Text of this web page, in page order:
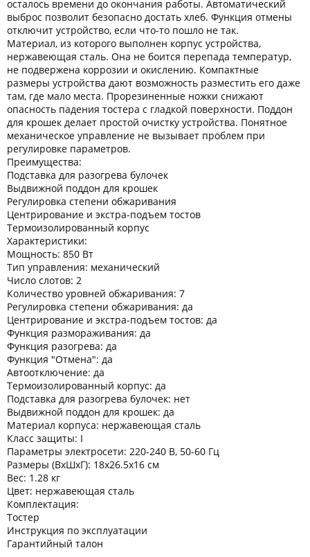
осталось времени до окончания работы. Автоматический
выброс позволит безопасно достать хлеб. Функция отмены
отключит устройство, если что-то пошло не так.
Материал, из которого выполнен корпус устройства,
нержавеющая сталь. Она не боится перепада температур,
не подвержена коррозии и окислению. Компактные
размеры устройства дают возможность разместить его даже
там, где мало места. Прорезиненные ножки снижают
опасность падения тостера с гладкой поверхности. Поддон
для крошек делает простой очистку устройства. Понятное
механическое управление не вызывает проблем при
регулировке параметров.
Преимущества:
Подставка для разогрева булочек
Выдвижной поддон для крошек
Регулировка степени обжаривания
Центрирование и экстра-подъем тостов
Термоизолированный корпус
Характеристики:
Мощность: 850 Вт
Тип управления: механический
Число слотов: 2
Количество уровней обжаривания: 7
Регулировка степени обжаривания: да
Центрирование и экстра-подъем тостов: да
Функция размораживания: да
Функция разогрева: да
Функция "Отмена": да
Автоотключение: да
Термоизолированный корпус: да
Подставка для разогрева булочек: нет
Выдвижной поддон для крошек: да
Материал корпуса: нержавеющая сталь
Класс защиты: I
Параметры электросети: 220-240 В, 50-60 Гц
Размеры (ВхШхГ): 18х26.5x16 см
Вес: 1.28 кг
Цвет: нержавеющая сталь
Комплектация:
Тостер
Инструкция по эксплуатации
Гарантийный талон